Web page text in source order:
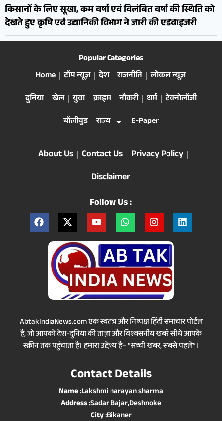
किसानों के लिए सूखा, कम वर्षा एवं विलंबित वर्षा की स्थिति को
देखते हुए कृषि एवं उद्यानिकी विभाग ने जारी की एडवाइजरी
Popular Categories
Home
टॉप न्यूज़ देश राजनीति
लोकल न्यूज़
दुनिया
खेल युवा क्राइम नौकरी धर्म
टेक्नोलॉजी
बॉलीवुड
राज्य E-Paper
About Us Contact Us
Privacy Policy
Disclaimer
Follow Us :
AbtakIndiaNews.com एक स्वतंत्र और निष्पक्ष हिंदी समाचार पोर्टल
है, जो आपको देश-दुनिया की ताज़ा और विश्वसनीय खबरें सीधे आपके
स्क्रीन तक पहुंचाता है। हमारा उद्देश्य है– “सच्ची खबर, सबसे पहले”।
Contact Details
Name:Lakshmi narayan sharma
Address:Sadar Bajar,Deshnoke
City:Bikaner